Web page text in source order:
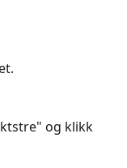
og klikk